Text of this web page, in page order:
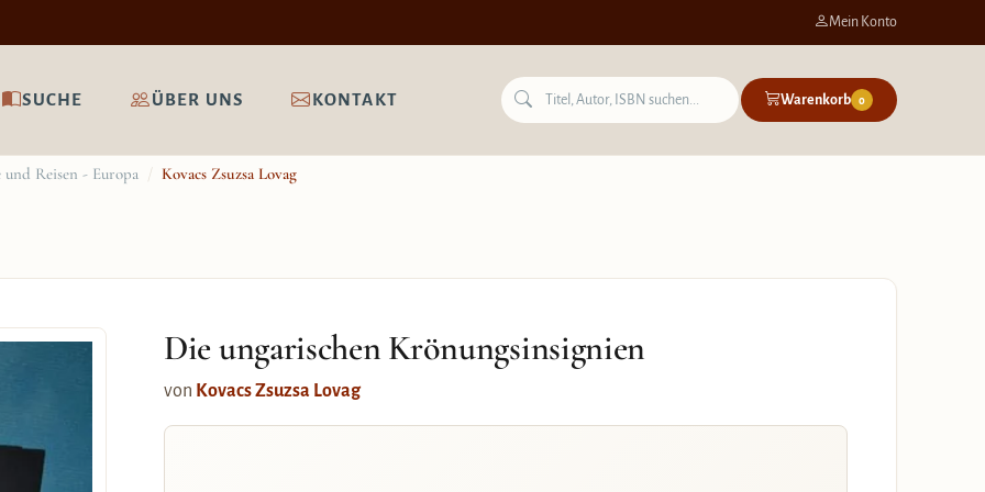
Mein Konto
SUCHE ÜBER UNS KONTAKT Warenkorb 0
und Reisen - Europa / Kovacs Zsuzsa Lovag
Die ungarischen Krönungsinsignien
von Kovacs Zsuzsa Lovag